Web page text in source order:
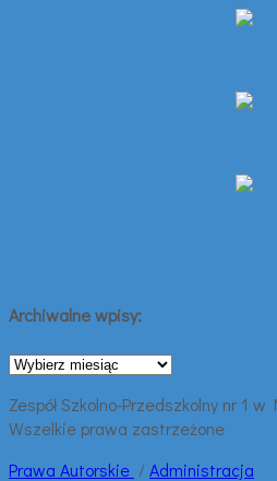
Archiwalne wpisy:
Archiwalne
Zespół Szkolno-Przedszkolny nr 1
Wszelkie prawa zastrzeżone
Prawa Autorskie /Administracja